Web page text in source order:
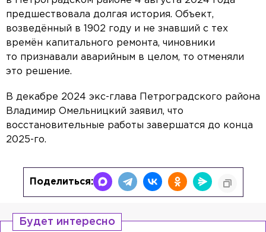
предшествовала долгая история. Объект,
возведённый в 1902 году и не знавший с тех
времён капитального ремонта, чиновники
то признавали аварийным в целом, то отменяли
это решение.
В декабре 2024 экс-глава Петроградского района
Владимир Омельницкий заявил, что
восстановительные работы завершатся до конца
2025-го.
Поделиться:
Будет интересно